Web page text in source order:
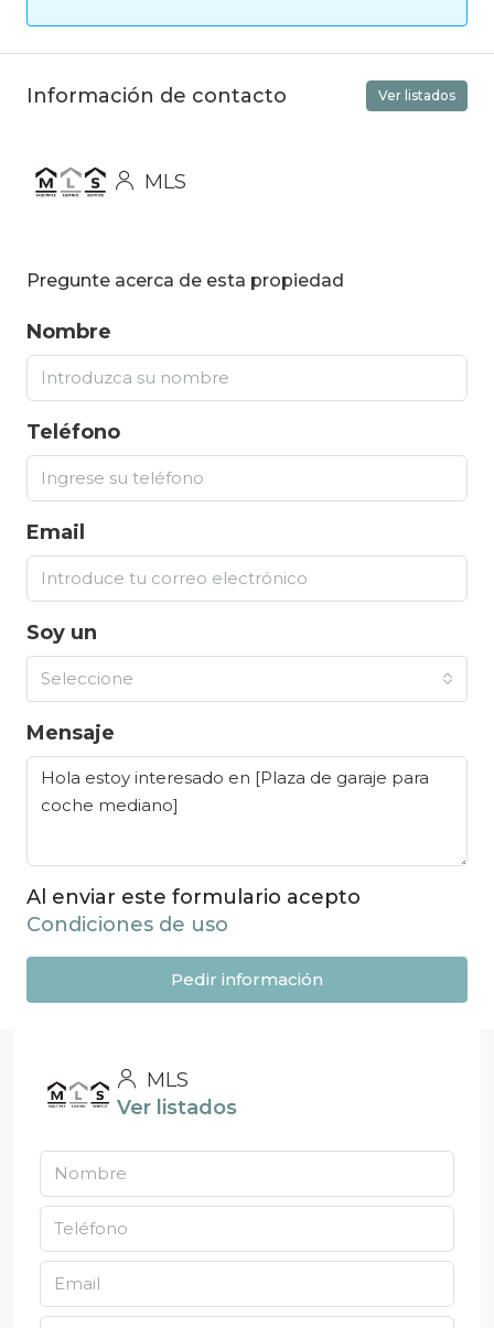
Información de contacto Ver listados
MLS
Pregunte acerca de esta propiedad
Nombre
Teléfono
Email
Soy un
Seleccione
Mensaje
Al enviar este formulario acepto
Condiciones de uso
Pedir información
MLS
Ver listados